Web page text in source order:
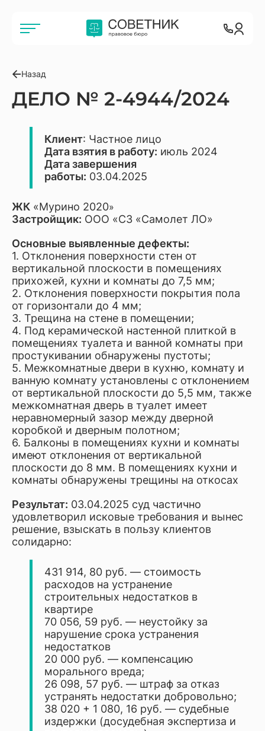
Назад
ДЕЛО № 2-4944/2024
Клиент: Частное лицо
Дата взятия в работу: июль 2024
Дата завершения
работы: 03.04.2025
ЖК «Мурино 2020»
Застройщик: ООО «СЗ «Самолет ЛО»
Основные выявленные дефекты:
1. Отклонения поверхности стен от
вертикальной плоскости в помещениях
прихожей, кухни и комнаты до 7,5 мм;
2. Отклонения поверхности покрытия пола
от горизонтали до 4 мм;
3. Трещина на стене в помещении;
4. Под керамической настенной плиткой в
помещениях туалета и ванной комнаты при
простукивании обнаружены пустоты;
5. Межкомнатные двери в кухню, комнату и
ванную комнату установлены с отклонением
от вертикальной плоскости до 5,5 мм, также
межкомнатная дверь в туалет имеет
неравномерный зазор между дверной
коробкой и дверным полотном;
6. Балконы в помещениях кухни и комнаты
имеют отклонения от вертикальной
плоскости до 8 мм. В помещениях кухни и
комнаты обнаружены трещины на откосах
Результат: 03.04.2025 суд частично
удовлетворил исковые требования и вынес
решение, взыскать в пользу клиентов
солидарно:
431 914, 80 руб. — стоимость
расходов на устранение
строительных недостатков в
квартире
70 056, 59 руб. — неустойку за
нарушение срока устранения
недостатков
20 000 руб. — компенсацию
морального вреда;
26 098, 57 руб. — штраф за отказ
устранять недостатки добровольно;
38 020 + 1 080, 16 руб. — судебные
издержки (досудебная экспертиза и